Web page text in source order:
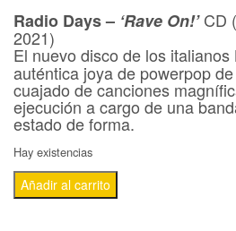
Radio Days – ‘Rave On!’CD
2021)
El nuevo disco de los italianos
auténtica joya de powerpop
cuajado de canciones
ejecución a cargo de una
estado de forma.
Hay existencias
RADIO
DAYS
Añadir al carrito